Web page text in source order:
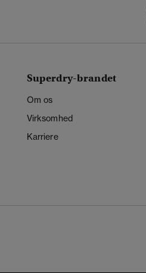
Superdry-brandet
Om os
Virksomhed
Karriere